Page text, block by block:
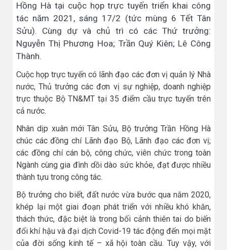
Hồng Hà tại cuộc họp trực tuyến triển khai công
tác năm 2021, sáng 17/2 (tức mùng 6 Tết Tân
Sửu). Cùng dự và chủ trì có các Thứ trưởng:
Nguyễn Thị Phương Hoa; Trần Quý Kiên; Lê Công
Thành.
Cuộc họp trực tuyến có lãnh đạo các đơn vị quản lý Nhà
nước, Thủ trưởng các đơn vị sự nghiệp, doanh nghiệp
trực thuộc Bộ TN&MT tại 35 điểm cầu trực tuyến trên
cả nước.
Nhân dịp xuân mới Tân Sửu, Bộ trưởng Trần Hồng Hà
chúc các đồng chí Lãnh đạo Bộ, Lãnh đạo các đơn vị;
các đồng chí cán bộ, công chức, viên chức trong toàn
Ngành cùng gia đình dồi dào sức khỏe, đạt được nhiều
thành tựu trong công tác.
Bộ trưởng cho biết, đất nước vừa bước qua năm 2020,
khép lại một giai đoạn phát triển với nhiều khó khăn,
thách thức, đặc biệt là trong bối cảnh thiên tai do biến
đổi khí hậu và đại dịch Covid-19 tác động đến mọi mặt
của đời sống kinh tế – xã hội toàn cầu. Tuy vậy, với